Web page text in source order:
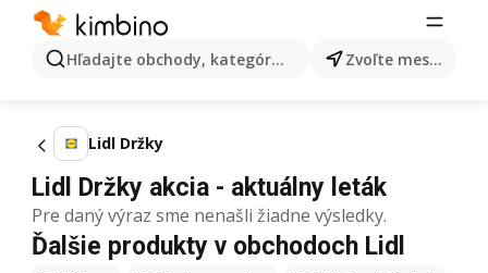
Hľadajte obchody, kategórie, produkty... Zvoľte mesto
Lidl Držky
Lidl Držky akcia - aktuálny leták
Pre daný výraz sme nenašli žiadne výsledky.
Ďalšie produkty v obchodoch Lidl